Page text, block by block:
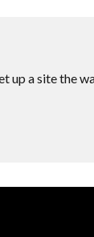
up a site the